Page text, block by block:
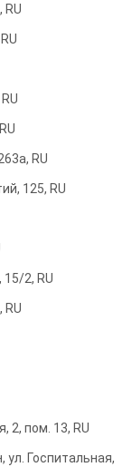
RU
RU
125, RU
2, RU
RU
2, пом. 13, RU
ул. Госпитальная,